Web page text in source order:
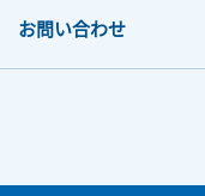
お問い合わせ